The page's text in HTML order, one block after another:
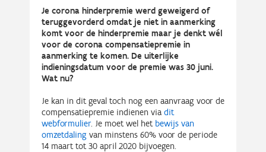
Je corona hinderpremie werd geweigerd of
teruggevorderd omdat je niet in aanmerking
komt voor de hinderpremie maar je denkt wél
voor de corona compensatiepremie in
aanmerking te komen. De uiterlijke
indieningsdatum voor de premie was 30 juni.
Wat nu?
Je kan in dit geval toch nog een aanvraag voor de
compensatiepremie indienen via dit
webformulier. Je moet wel het bewijs van
omzetdalingvan minstens 60% voor de periode
14 maart tot 30 april 2020 bijvoegen.